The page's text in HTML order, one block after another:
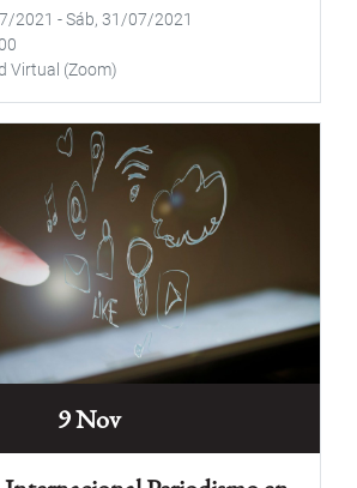
2021 -Sáb, 31/07/2021
Virtual (Zoom)
9 Nov